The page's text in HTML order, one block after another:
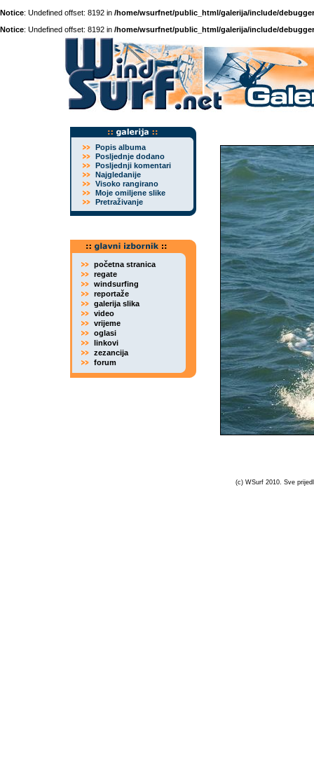
Notice: Undefined offset: 8192 in /home/wsurfnet/public_html/galerija/include/
Notice: Undefined offset: 8192 in /home/wsurfnet/public_html/galerija/include/
Popis albuma
Posljednje dodano
Posljednji komentari
Najgledanije
Visoko rangirano
Moje omiljene slike
Pretraživanje
početna stranica
regate
windsurfing
reportaže
galerija slika
video
vrijeme
oglasi
linkovi
zezancija
forum
(c) WSurf 2010. Sve